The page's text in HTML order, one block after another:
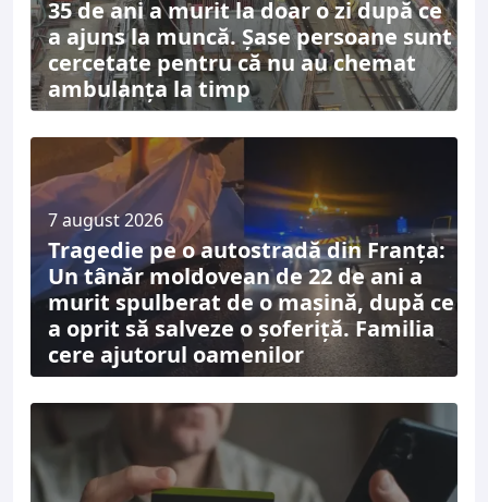
35 de ani a murit la doar o zi după ce
a ajuns la muncă. Șase persoane sunt
cercetate pentru că nu au chemat
ambulanța la timp
7 august 2026
Tragedie pe o autostradă din Franța:
Un tânăr moldovean de 22 de ani a
murit spulberat de o mașină, după ce
a oprit să salveze o șoferiță. Familia
cere ajutorul oamenilor